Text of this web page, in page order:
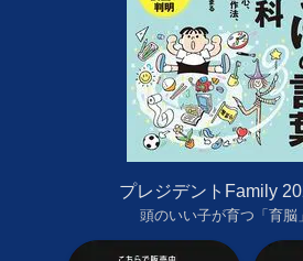
プレジデントFamily
頭のいい子が育つ「育脳